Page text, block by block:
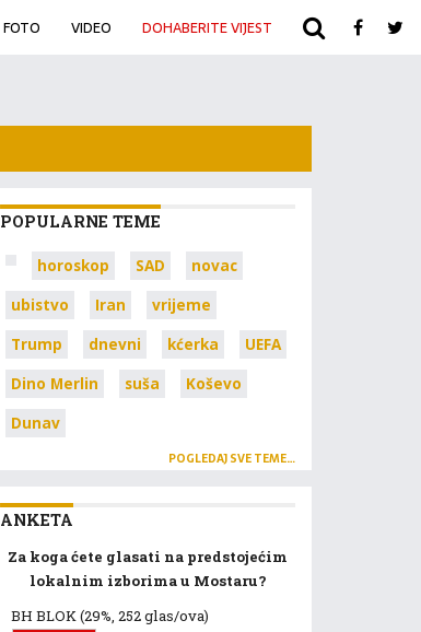
FOTO VIDEO DOHABERITE VIJEST ARHIVA
POPULARNE TEME
horoskop SAD
novac
ubistvo
Iran
vrijeme
Trump
dnevni kćerka
UEFA
Dino Merlin
suša
Koševo
Dunav
POGLEDAJ SVE TEME…
ANKETA
Za koga ćete glasati na predstojećim
lokalnim izborima u Mostaru?
BH BLOK(29%, 252 glas/ova)